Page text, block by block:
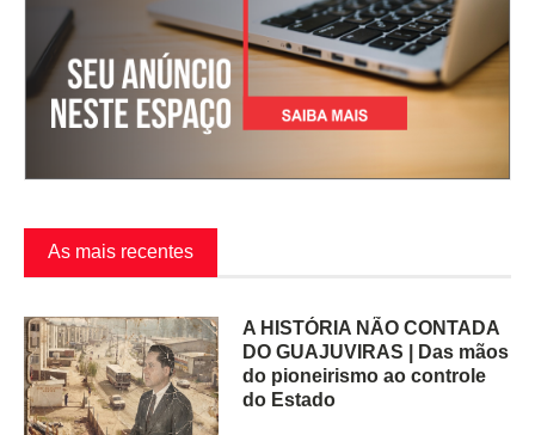
As mais recentes
A HISTÓRIA NÃO CONTADA
DO GUAJUVIRAS | Das mãos
do pioneirismo ao controle
do Estado